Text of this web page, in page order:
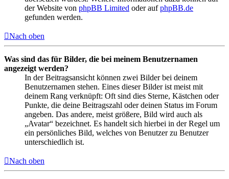
der Website von phpBB Limited oder aufphpBB.de
gefunden werden.
Nach oben
Was sind das für Bilder, die bei meinem Benutzernamen
angezeigt werden?
In der Beitragsansicht können zwei Bilder bei deinem
Benutzernamen stehen. Eines dieser Bilder ist meist mit
deinem Rang verknüpft: Oft sind dies Sterne, Kästchen oder
Punkte, die deine Beitragszahl oder deinen Status im Forum
angeben. Das andere, meist größere, Bild wird auch als
„Avatar“ bezeichnet. Es handelt sich hierbei in der Regel um
ein persönliches Bild, welches von Benutzer zu Benutzer
unterschiedlich ist.
Nach oben